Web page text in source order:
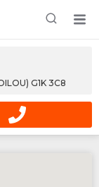
/ Rabais /
G1K 3C8